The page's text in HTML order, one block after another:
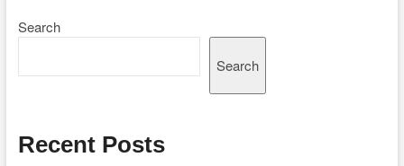
Search
Search
Recent Posts